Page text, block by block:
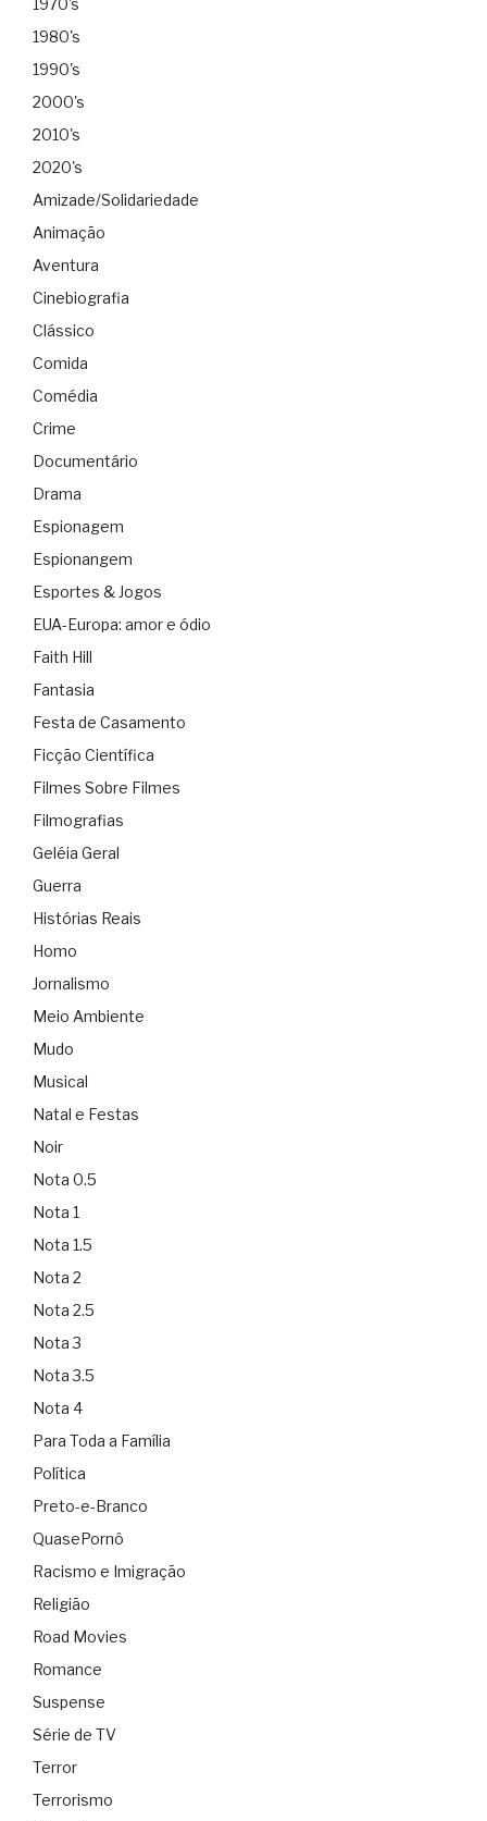
1980's
1990's
2000's
2010's
2020's
Amizade/Solidariedade
Animação
Aventura
Cinebiografia
Clássico
Comida
Comédia
Crime
Documentário
Drama
Espionagem
Espionangem
Esportes & Jogos
EUA-Europa: amor e ódio
Faith Hill
Fantasia
Festa de Casamento
Ficção Científica
Filmes Sobre Filmes
Filmografias
Geléia Geral
Guerra
Histórias Reais
Homo
Jornalismo
Meio Ambiente
Mudo
Musical
Natal e Festas
Noir
Nota 0.5
Nota 1
Nota 1.5
Nota 2
Nota 2.5
Nota 3
Nota 3.5
Nota 4
Para Toda a Família
Política
Preto-e-Branco
QuasePornô
Racismo e Imigração
Religião
Road Movies
Romance
Suspense
Série de TV
Terror
Terrorismo